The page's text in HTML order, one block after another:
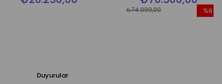
₺74.999,00
%6
Duyurular